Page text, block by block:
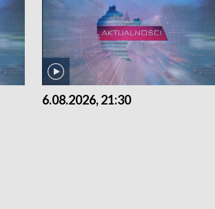
6.08.2026, 21:30